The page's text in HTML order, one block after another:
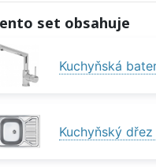
set obsahuje
Kuchyňská
Kuchyňský